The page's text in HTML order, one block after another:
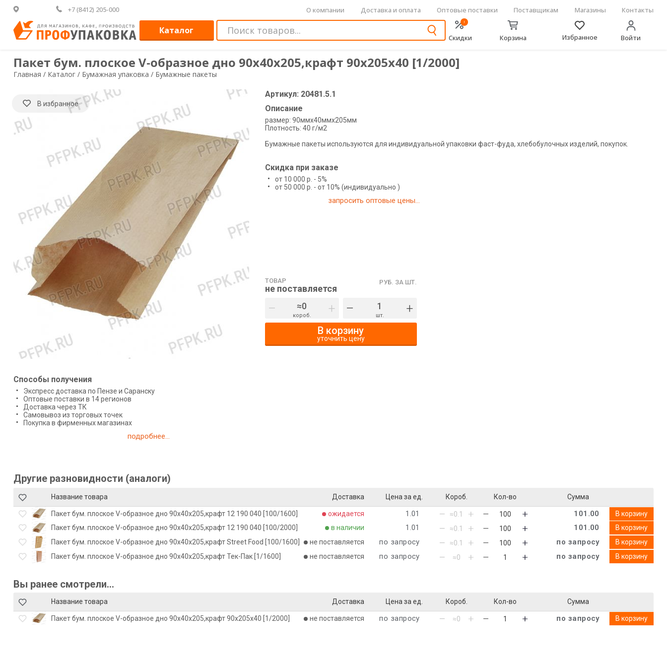
+7 (8412) 205-000 О компании Доставка и оплата Оптовые поставки Поставщикам Магазины Контакты
Каталог
!
Скидки Корзина Избранное Войти
Пакет бум. плоское V-образное дно 90х40х205,крафт 90х205х40 [1/2000]
Главная / Каталог / Бумажная упаковка / Бумажные пакеты
В избранное
Артикул: 20481.5.1
Описание
размер: 90ммх40ммх205мм
Плотность: 40 г/м2
Бумажные пакеты используются для индивидуальной упаковки фаст-фуда, хлебобулочных изделий, покупок.
Скидка при заказе
от 10 000 р. - 5%
от 50 000 р. - от 10% (индивидуально )
запросить оптовые цены...
ТОВАР
не поставляется
РУБ. ЗА ШТ.
– короб. + – шт. +
В корзину
уточнить цену
Способы получения
Экспресс доставка по Пензе и Саранску
Оптовые поставки в 14 регионов
Доставка через ТК
Самовывоз из торговых точек
Покупка в фирменных магазинах
подробнее...
Другие разновидности (аналоги)
Название товара Доставка Цена за ед. Короб. Кол-во Сумма
Пакет бум. плоское V-образное дно 90х40х205,крафт 12 190 040 [100/1600] ожидается 1.01 101.00
В корзину
Пакет бум. плоское V-образное дно 90х40х205,крафт 12 190 040 [100/2000]
в наличии 1.01 101.00
В корзину
Пакет бум. плоское V-образное дно 90х40х205,крафт Street Food [100/1600]
не поставляется по запросу по запросу
В корзину
Пакет бум. плоское V-образное дно 90х40х205,крафт Тек-Пак [1/1600]
не поставляется по запросу по запросу В корзину
Вы ранее смотрели...
Название товара Доставка Цена за ед. Короб. Кол-во Сумма
Пакет бум. плоское V-образное дно 90х40х205,крафт 90х205х40 [1/2000] не поставляется по запросу по запросу В корзину